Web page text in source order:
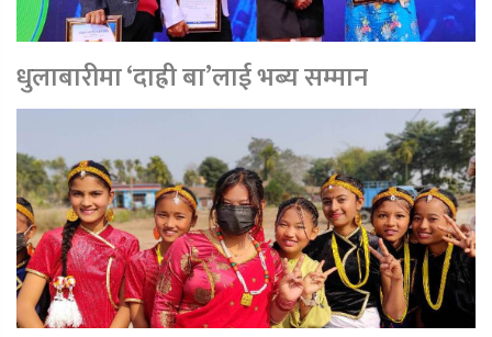
धुलाबारीमा ‘दाह्री बा’लाई भब्य सम्मान